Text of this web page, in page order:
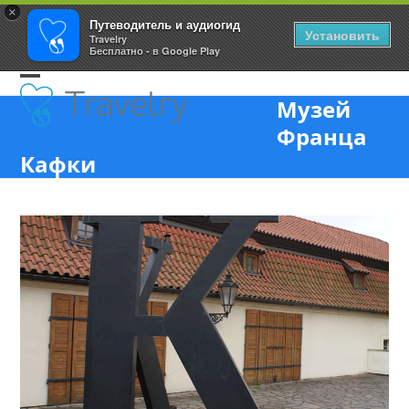
×
Путеводитель и аудиогид
Travelry
Бесплатно - в Google Play
Установить
Skip
to
content
Open
mobile
menu
Close
mobile
menu
Музей
Франца
Кафки